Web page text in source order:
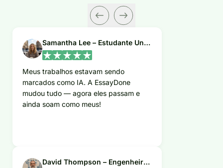
Samantha Lee – Estudante Universitária
Meus trabalhos estavam sendo
marcados como IA. A EssayDone
mudou tudo — agora eles passam e
ainda soam como meus!
David Thompson – Engenheiro de Software